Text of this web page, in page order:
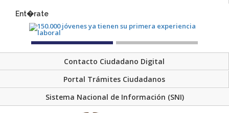
Ent�rate
Contacto Ciudadano Digital
Portal Trámites Ciudadanos
Sistema Nacional de Información (SNI)